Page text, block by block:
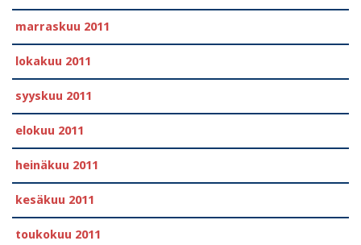
marraskuu 2011
lokakuu 2011
syyskuu 2011
elokuu 2011
heinäkuu 2011
kesäkuu 2011
toukokuu 2011